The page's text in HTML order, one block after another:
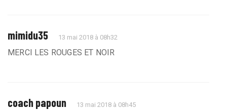
mimidu35 13 mai 2018 à 08h32
MERCI LES ROUGES ET NOIR
coach papoun 13 mai 2018 à 08h45